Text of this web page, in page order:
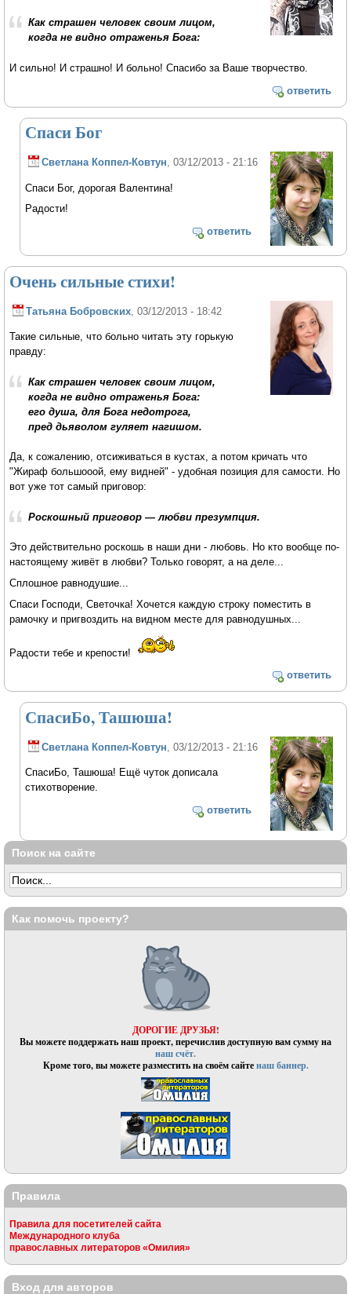
Как страшен человек своим лицом,
когда не видно отраженья Бога:
И сильно! И страшно! И больно! Спасибо за Ваше творчество.
ответить
Спаси Бог
Светлана Коппел-Ковтун , 03/12/2013 - 21:16
Спаси Бог, дорогая Валентина!
Радости!
ответить
Очень сильные стихи!
Татьяна Бобровских , 03/12/2013 - 18:42
Такие сильные, что больно читать эту горькую
правду:
Как страшен человек своим лицом,
когда не видно отраженья Бога:
его душа, для Бога недотрога,
пред дьяволом гуляет нагишом.
Да, к сожалению, отсиживаться в кустах, а потом кричать что
"Жираф большооой, ему видней" - удобная позиция для самости. Но
вот уже тот самый приговор:
Роскошный приговор — любви презумпция.
Это действительно роскошь в наши дни - любовь. Но кто вообще по-
настоящему живёт в любви? Только говорят, а на деле...
Сплошное равнодушие...
Спаси Господи, Светочка! Хочется каждую строку поместить в
рамочку и пригвоздить на видном месте для равнодушных...
Радости тебе и крепости!
ответить
СпасиБо, Ташюша!
Светлана Коппел-Ковтун , 03/12/2013 - 21:16
СпасиБо, Ташюша! Ещё чуток дописала
стихотворение.
ответить
Поиск на сайте
Как помочь проекту?
ДОРОГИЕ ДРУЗЬЯ!
Вы можете поддержать наш проект, перечислив доступную вам сумму на
наш счёт.
Кроме того, вы можете разместить на своём сайтенаш баннер.
Правила
Правила для посетителей сайта
Международного клуба
православных литераторов «Омилия»
Вход для авторов